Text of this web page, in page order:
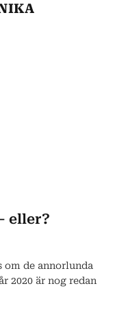
eller?
de annorlunda
2020 är nog redan